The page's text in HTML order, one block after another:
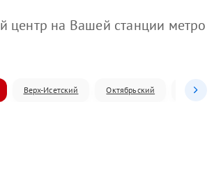
центр на Вашей станции метро
Верх-Исетский Октябрьский